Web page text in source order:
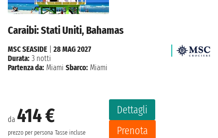
Caraibi: Stati Uniti, Bahamas
da 414 €
prezzo per persona Tasse incluse
Dettagli
Prenota
MSC SEASIDE
28 MAG 2027
Durata: 3 notti
Partenza da: Miami Sbarco: Miami